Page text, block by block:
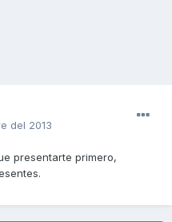
del 2013
presentarte primero,